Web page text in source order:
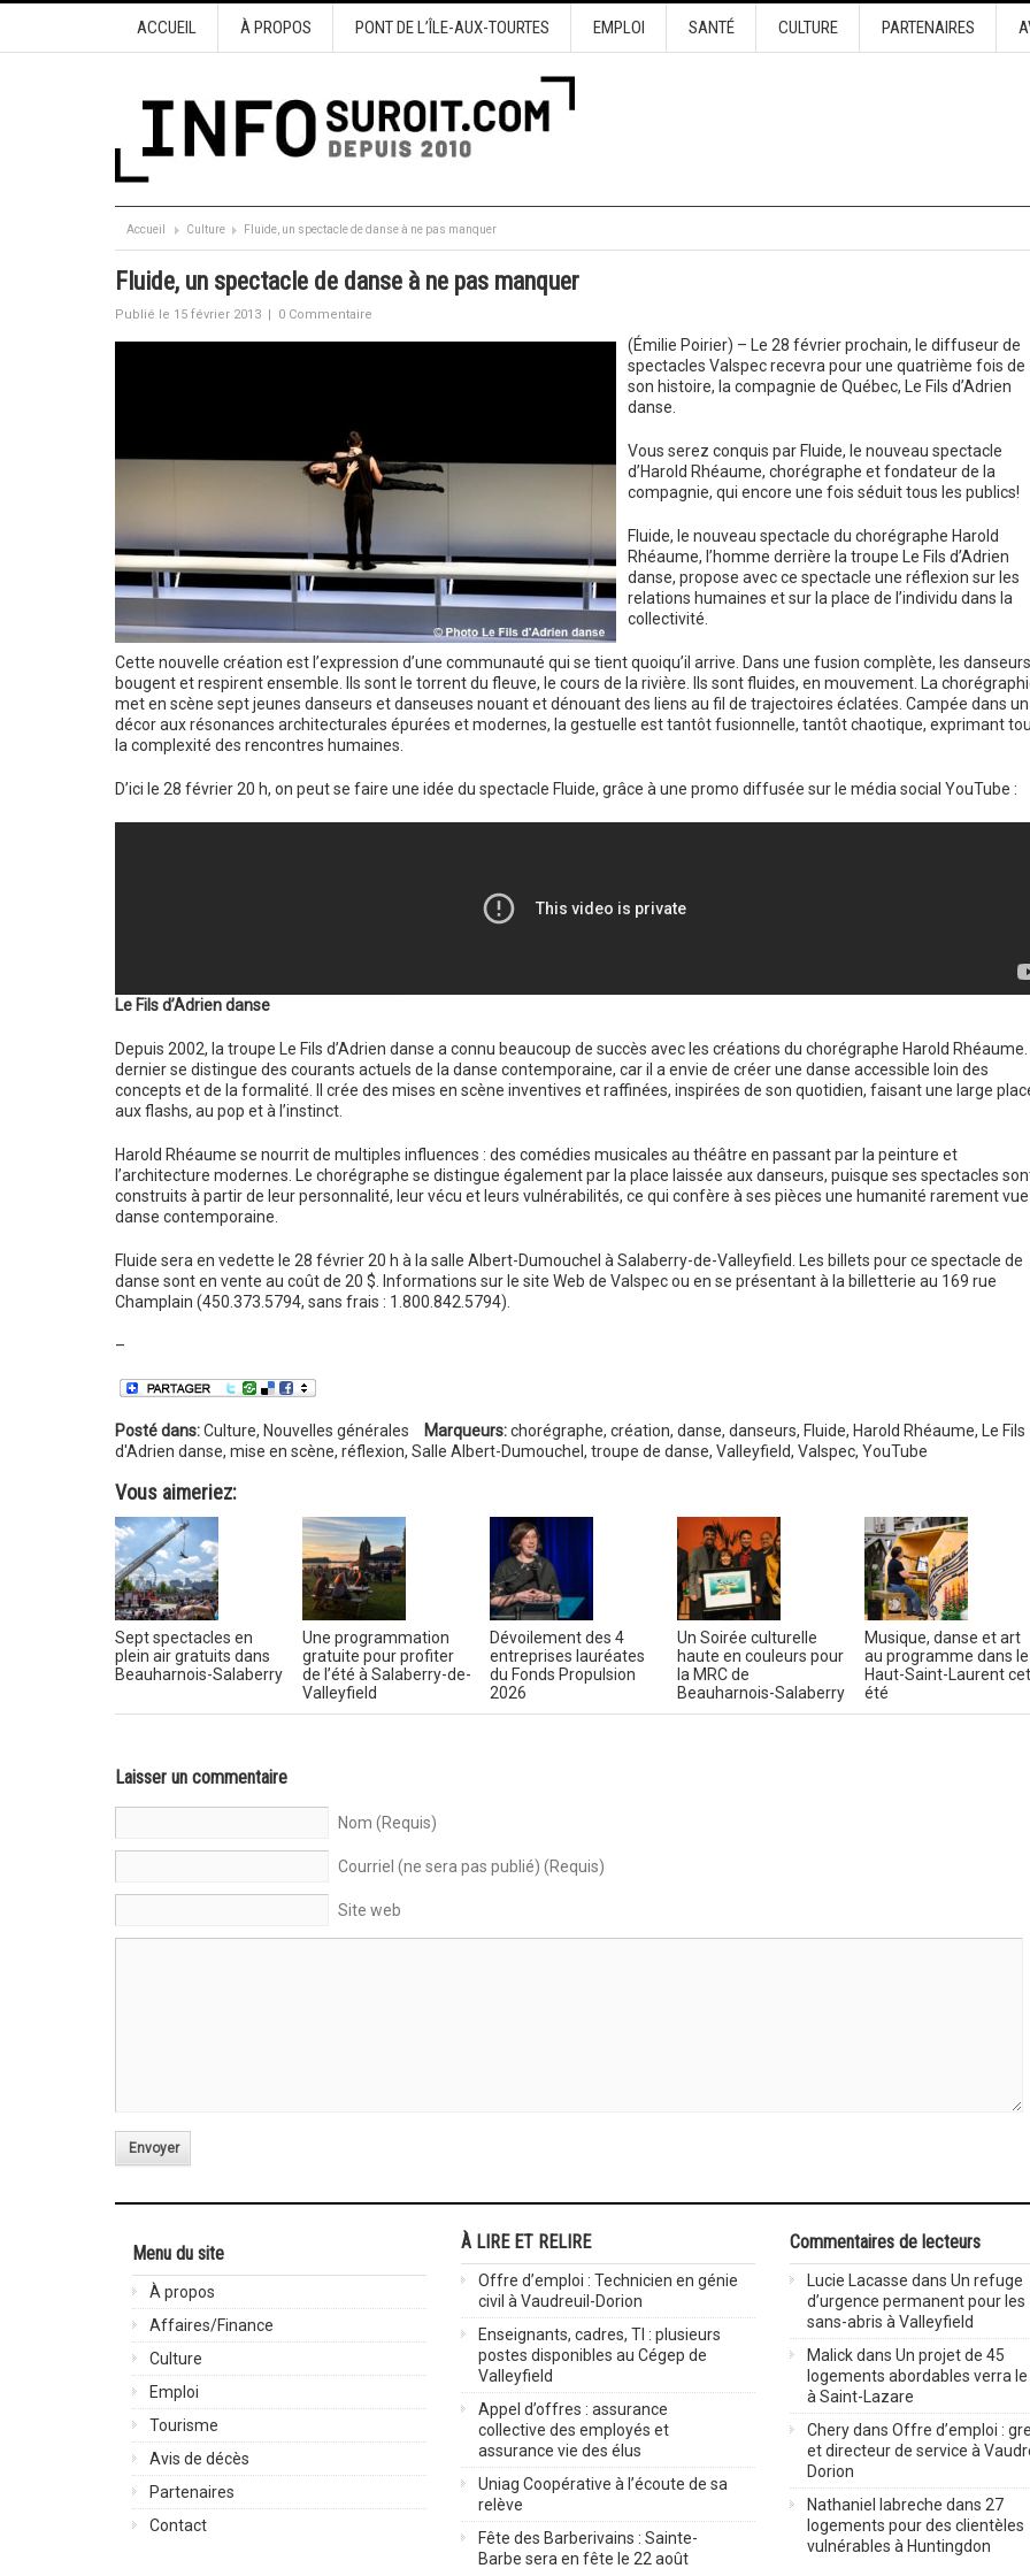
ACCUEIL À PROPOS PONT DE L’ÎLE-AUX-TOURTES EMPLOI SANTÉ CULTURE PARTENAIRES
Accueil Culture Fluide, un spectacle de danse à ne pas manquer
Fluide, un spectacle de danse à ne pas manquer
Publié le 15 février 2013 | 0 Commentaire
(Émilie Poirier) – Le 28 février prochain, le diffuseur de
spectacles Valspec recevra pour une quatrième fois de
son histoire, la compagnie de Québec, Le Fils d’Adrien
danse.
Vous serez conquis par Fluide, le nouveau spectacle
d’Harold Rhéaume, chorégraphe et fondateur de la
compagnie, qui encore une fois séduit tous les publics!
Fluide, le nouveau spectacle du chorégraphe Harold
Rhéaume, l’homme derrière la troupe Le Fils d’Adrien
danse, propose avec ce spectacle une réflexion sur les
relations humaines et sur la place de l’individu dans la
collectivité.
Cette nouvelle création est l’expression d’une communauté qui se tient quoiqu’il arrive. Dans une fusion complète, les danseurs
bougent et respirent ensemble. Ils sont le torrent du fleuve, le cours de la rivière. Ils sont fluides, en mouvement. La
met en scène sept jeunes danseurs et danseuses nouant et dénouant des liens au fil de trajectoires éclatées. Campée dans un
décor aux résonances architecturales épurées et modernes, la gestuelle est tantôt fusionnelle, tantôt chaotique, exprimant
la complexité des rencontres humaines.
D’ici le 28 février 20 h, on peut se faire une idée du spectacle Fluide, grâce à une promo diffusée sur le média social YouTube :
Le Fils d’Adrien danse
Depuis 2002, la troupe Le Fils d’Adrien danse a connu beaucoup de succès avec les créations du chorégraphe Harold Rhéaume.
dernier se distingue des courants actuels de la danse contemporaine, car il a envie de créer une danse accessible loin des
concepts et de la formalité. Il crée des mises en scène inventives et raffinées, inspirées de son quotidien, faisant une large
aux flashs, au pop et à l’instinct.
Harold Rhéaume se nourrit de multiples influences : des comédies musicales au théâtre en passant par la peinture et
l’architecture modernes. Le chorégraphe se distingue également par la place laissée aux danseurs, puisque ses spectacles
construits à partir de leur personnalité, leur vécu et leurs vulnérabilités, ce qui confère à ses pièces une humanité rarement
danse contemporaine.
Fluide sera en vedette le 28 février 20 h à la salle Albert-Dumouchel à Salaberry-de-Valleyfield. Les billets pour ce spectacle de
danse sont en vente au coût de 20 $. Informations sur le site Web de Valspec ou en se présentant à la billetterie au 169 rue
Champlain (450.373.5794, sans frais : 1.800.842.5794).
–
Posté dans:Culture, Nouvelles générales Marqueurs: chorégraphe, création, danse, danseurs, Fluide, Harold Rhéaume,
Le Fils
d'Adrien danse, mise en scène, réflexion, Salle Albert-Dumouchel , troupe de danse, Valleyfield, Valspec, YouTube
Vous aimeriez:
Sept spectacles en
plein air gratuits dans
Beauharnois-Salaberry
Une programmation
gratuite pour profiter
de l’été à Salaberry-de-
Valleyfield
Dévoilement des 4
entreprises lauréates
du Fonds Propulsion
2026
Un Soirée culturelle
haute en couleurs pour
la MRC de
Beauharnois-Salaberry
Musique, danse et art
au programme dans le
Haut-Saint-Laurent cet
été
Laisser un commentaire
Nom (Requis)
Courriel (ne sera pas publié) (Requis)
Site web
Envoyer
Menu du site
À propos
Affaires/Finance
Culture
Emploi
Tourisme
Avis de décès
Partenaires
Contact
À LIRE ET RELIRE
Offre d’emploi : Technicien en génie
civil à Vaudreuil-Dorion
Enseignants, cadres, TI : plusieurs
postes disponibles au Cégep de
Valleyfield
Appel d’offres : assurance
collective des employés et
assurance vie des élus
Uniag Coopérative à l’écoute de sa
relève
Fête des Barberivains : Sainte-
Barbe sera en fête le 22 août
Commentaires de lecteurs
Lucie Lacasse dans Un refuge
d’urgence permanent pour les
sans-abris à Valleyfield
Malickdans Un projet de 45
logements abordables verra
à Saint-Lazare
Cherydans Offre d’emploi :
et directeur de service à
Dorion
Nathaniel labreche dans 27
logements pour des clientèles
vulnérables à Huntingdon